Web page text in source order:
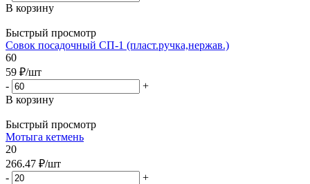
В корзину
Быстрый просмотр
Совок посадочный СП-1 (пласт.ручка,нержав.)
60
59 ₽/шт
-
+
В корзину
Быстрый просмотр
Мотыга кетмень
20
266.47 ₽/шт
-
+